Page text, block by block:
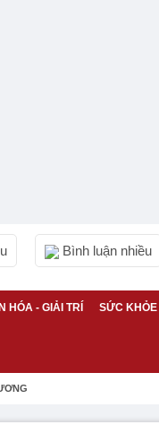
Bình luận nhiều
HÓA - GIẢI TRÍ SỨC KHỎE